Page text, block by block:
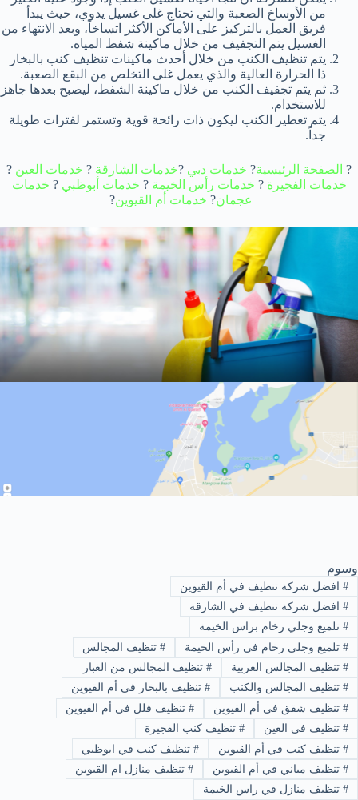
من الأوساخ الصعبة والتي تحتاج غلى غسيل يدوي، حيث يبدأ
فريق العمل بالتركيز على الأماكن الأكثر اتساخاً، وبعد الانتهاء من
الغسيل يتم التجفيف من خلال ماكينة شفط المياه.
يتم تنظيف الكنب من خلال أحدث ماكينات تنظيف كنب بالبخار
ذا الحرارة العالية والذي يعمل غلى التخلص من البقع الصعبة.
ثم يتم تجفيف الكنب من خلال ماكينة الشفط، ليصبح بعدها جاهز
للاستخدام.
يتم تعطير الكنب ليكون ذات رائحة قوية وتستمر لفترات طويلة
جداً.
? الصفحة الرئيسية? خدمات دبي ?خدمات الشارقة ? خدمات العين ?
خدمات الفجيرة ? خدمات رأس الخيمة ? خدمات أبوظبي ? خدمات
عجمان? خدمات أم القيوين?
وسوم
#افضل شركة تنظيف في أم القيوين
#افضل شركة تنظيف في الشارقة
#تلميع وجلي رخام براس الخيمة
#تلميع وجلي رخام في رأس الخيمة #تنظيف المجالس
#تنظيف المجالس العربية #تنظيف المجالس من الغبار
#تنظيف المجالس والكنب #تنظيف بالبخار في أم القيوين
#تنظيف شقق في أم القيوين #تنظيف فلل في أم القيوين
#تنظيف في العين #تنظيف كنب الفجيرة
#تنظيف كنب في أم القيوين #تنظيف كنب في ابوظبي
#تنظيف مباني في أم القيوين #تنظيف منازل ام القيوين
#تنظيف منازل في راس الخيمة